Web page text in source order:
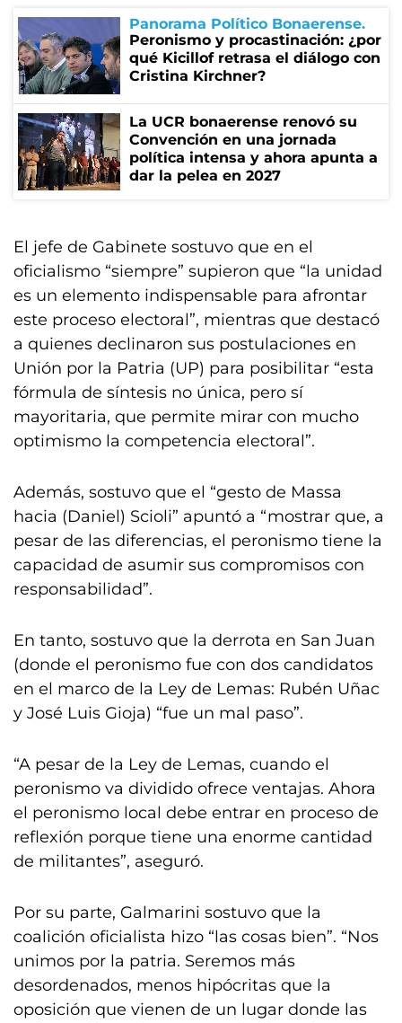
Panorama Político Bonaerense
Peronismo y procastinación: ¿por
qué Kicillof retrasa el diálogo con
Cristina Kirchner?
La UCR bonaerense renovó su
Convención en una jornada
política intensa y ahora apunta a
dar la pelea en 2027
El jefe de Gabinete sostuvo que en el
oficialismo “siempre” supieron que “la unidad
es un elemento indispensable para afrontar
este proceso electoral”, mientras que destacó
a quienes declinaron sus postulaciones en
Unión por la Patria (UP) para posibilitar “esta
fórmula de síntesis no única, pero sí
mayoritaria, que permite mirar con mucho
optimismo la competencia electoral”.
Además, sostuvo que el “gesto de Massa
hacia (Daniel) Scioli” apuntó a “mostrar que, a
pesar de las diferencias, el peronismo tiene la
capacidad de asumir sus compromisos con
responsabilidad”.
En tanto, sostuvo que la derrota en San Juan
(donde el peronismo fue con dos candidatos
en el marco de la Ley de Lemas: Rubén Uñac
y José Luis Gioja) “fue un mal paso”.
“A pesar de la Ley de Lemas, cuando el
peronismo va dividido ofrece ventajas. Ahora
el peronismo local debe entrar en proceso de
reflexión porque tiene una enorme cantidad
de militantes”, aseguró.
Por su parte, Galmarini sostuvo que la
coalición oficialista hizo “las cosas bien”. “Nos
unimos por la patria. Seremos más
desordenados, menos hipócritas que la
oposición que vienen de un lugar donde las